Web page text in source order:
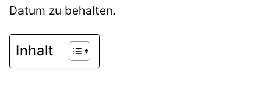
Datum zu behalten.
Inhalt